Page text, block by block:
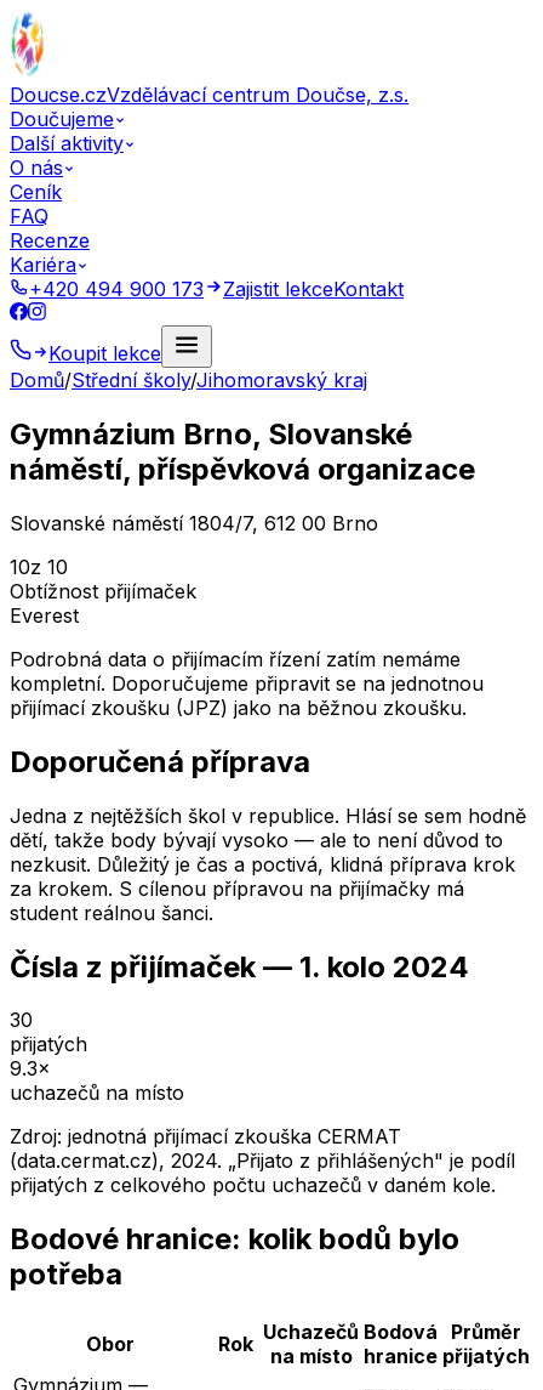
Doucse.czVzdělávací centrum Doučse, z.s.
Doučujeme
Další aktivity
O nás
Ceník
FAQ
Recenze
Kariéra
+420 494 900 173
Zajistit lekceKontakt
Koupit lekce
Domů/Střední školy/Jihomoravský kraj
Gymnázium Brno, Slovanské
náměstí, příspěvková organizace
Slovanské náměstí 1804/7, 612 00 Brno
10z 10
Obtížnost přijímaček
Everest
Podrobná data o přijímacím řízení zatím nemáme
kompletní. Doporučujeme připravit se na jednotnou
přijímací zkoušku (JPZ) jako na běžnou zkoušku.
Doporučená příprava
Jedna z nejtěžších škol v republice. Hlásí se sem hodně
dětí, takže body bývají vysoko — ale to není důvod to
nezkusit. Důležitý je čas a poctivá, klidná příprava krok
za krokem. S cílenou přípravou na přijímačky má
student reálnou šanci.
Čísla z přijímaček — 1. kolo 2024
30
přijatých
9.3×
uchazečů na místo
Zdroj: jednotná přijímací zkouška CERMAT
(data.cermat.cz), 2024. „Přijato z přihlášených" je podíl
přijatých z celkového počtu uchazečů v daném kole.
Bodové hranice: kolik bodů bylo
potřeba
Obor Rok Uchazečů
na místo
Bodová
hranice
Průměr
přijatých